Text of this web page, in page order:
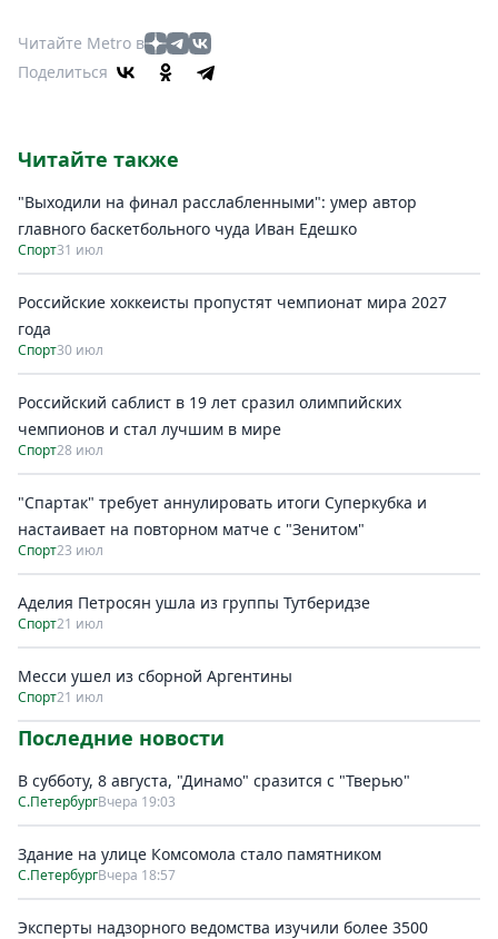
Читайте Metro в
Поделиться
Читайте также
"Выходили на финал расслабленными": умер автор
главного баскетбольного чуда Иван Едешко
Спорт31 июл
Российские хоккеисты пропустят чемпионат мира 2027
года
Спорт30 июл
Российский саблист в 19 лет сразил олимпийских
чемпионов и стал лучшим в мире
Спорт28 июл
"Спартак" требует аннулировать итоги Суперкубка и
настаивает на повторном матче с "Зенитом"
Спорт23 июл
Аделия Петросян ушла из группы Тутберидзе
Спорт21 июл
Месси ушел из сборной Аргентины
Спорт21 июл
Последние новости
В субботу, 8 августа, "Динамо" сразится с "Тверью"
С.ПетербургВчера 19:03
Здание на улице Комсомола стало памятником
С.ПетербургВчера 18:57
Эксперты надзорного ведомства изучили более 3500